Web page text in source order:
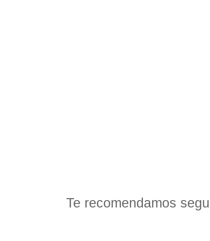
Te recomendamos